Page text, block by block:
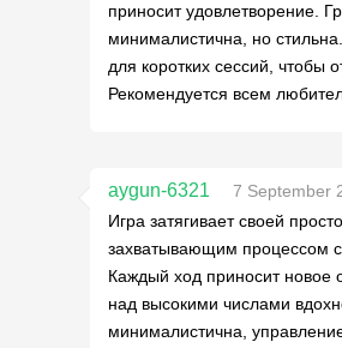
приносит удовлетворение.
минималистична, но
для коротких сессий, чтобы
Рекомендуется всем
aygun-6321
7 September
Игра затягивает своей
захватывающим процессом
Каждый ход приносит
над высокими числами
минималистична,